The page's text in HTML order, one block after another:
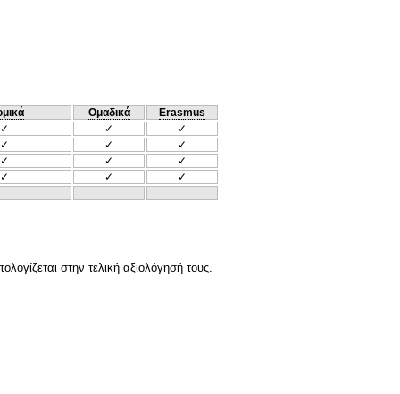
Ομαδικά
Erasmus
✓ ✓
✓
✓ ✓
✓
✓ ✓
✓
✓ ✓
✓
στην τελική αξιολόγησή τους.